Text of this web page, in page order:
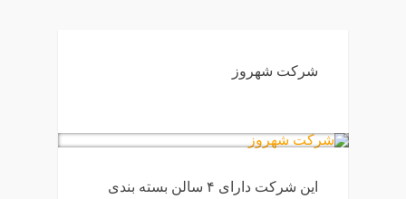
شرکت شهروز
این شرکت دارای ۴ سالن بسته بندی